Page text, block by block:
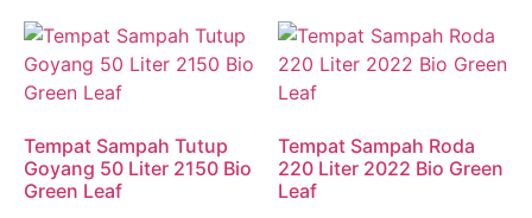
Tempat Sampah Tutup
Goyang 50 Liter 2150 Bio
Green Leaf
Tempat Sampah Roda
220 Liter 2022 Bio Green
Leaf